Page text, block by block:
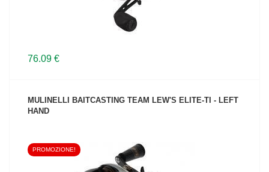
76.09 €
MULINELLI BAITCASTING TEAM LEW'S ELITE-TI - LEFT
HAND
VEDI IL PRODOTTO
PROMOZIONE!